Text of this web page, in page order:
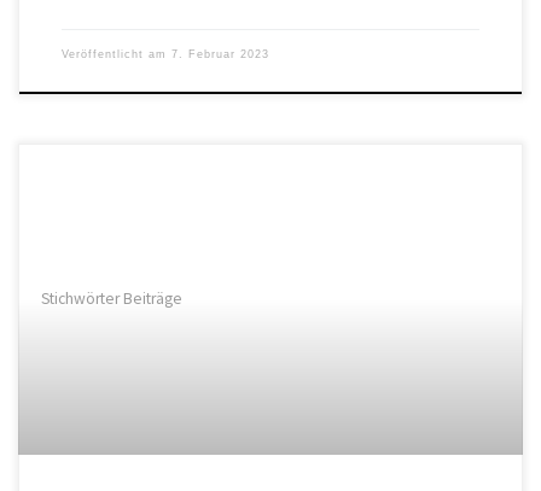
Veröffentlicht am 7. Februar 2023
Stichwörter Beiträge